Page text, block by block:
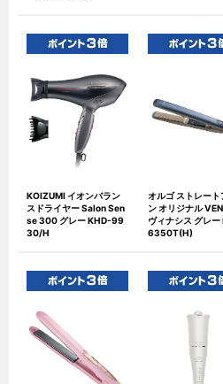
KOIZUMI イオンバラン
スドライヤー Salon Sen
se 300 グレー KHD-99
30/H
オルゴ ストレート
ン オリジナル
ヴィナシス グレ
6350T(H)